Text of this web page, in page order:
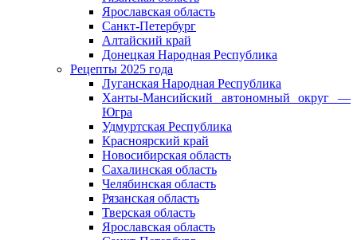
Ярославская область
Санкт-Петербург
Алтайский край
Донецкая Народная Республика
Рецепты 2025 года
Луганская Народная Республика
Ханты-Мансийский автономный округ —
Югра
Удмуртская Республика
Красноярский край
Новосибирская область
Сахалинская область
Челябинская область
Рязанская область
Тверская область
Ярославская область